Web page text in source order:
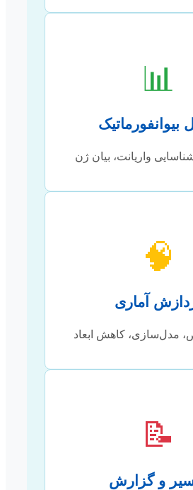
📊
بیوانفورماتیک
واریانت، بیان ژن
🧠
آماری
مدل‌سازی، کاهش ابعاد
📝
و گزارش